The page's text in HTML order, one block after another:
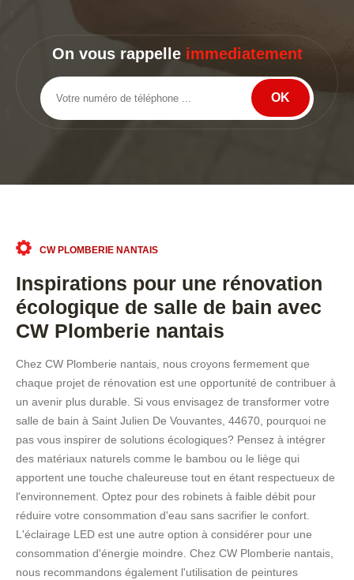
On vous rappelle immediatement
CW PLOMBERIE NANTAIS
Inspirations pour une rénovation
écologique de salle de bain avec
CW Plomberie nantais
Chez CW Plomberie nantais, nous croyons fermement que
chaque projet de rénovation est une opportunité de contribuer à
un avenir plus durable. Si vous envisagez de transformer votre
salle de bain à Saint Julien De Vouvantes, 44670, pourquoi ne
pas vous inspirer de solutions écologiques? Pensez à intégrer
des matériaux naturels comme le bambou ou le liège qui
apportent une touche chaleureuse tout en étant respectueux de
l'environnement. Optez pour des robinets à faible débit pour
réduire votre consommation d'eau sans sacrifier le confort.
L'éclairage LED est une autre option à considérer pour une
consommation d'énergie moindre. Chez CW Plomberie nantais,
nous recommandons également l'utilisation de peintures